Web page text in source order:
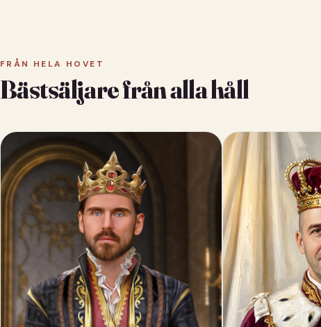
FRÅN HELA HOVET
Bästsäljare från alla håll